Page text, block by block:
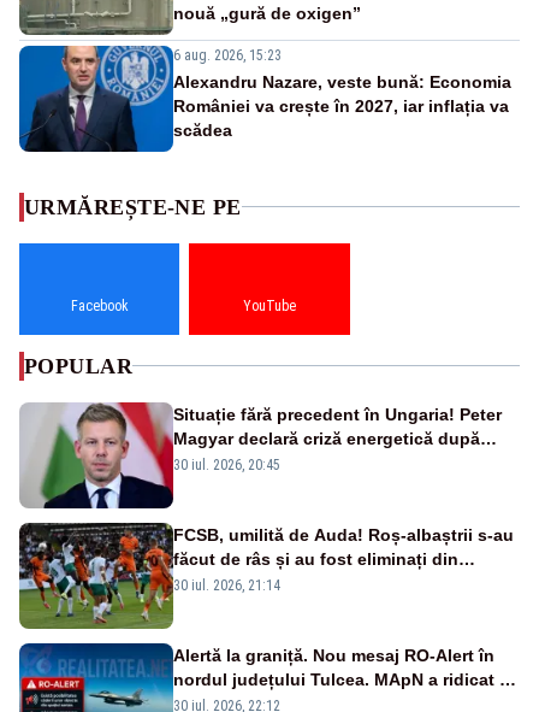
nouă „gură de oxigen”
6 aug. 2026, 15:23
Alexandru Nazare, veste bună: Economia
României va crește în 2027, iar inflația va
scădea
URMĂREȘTE-NE PE
Facebook YouTube
POPULAR
Situație fără precedent în Ungaria! Peter
Magyar declară criză energetică după
oprirea centralei de la Paks
30 iul. 2026, 20:45
FCSB, umilită de Auda! Roș-albaștrii s-au
făcut de râs și au fost eliminați din
Conference League
30 iul. 2026, 21:14
Alertă la graniță. Nou mesaj RO-Alert în
nordul județului Tulcea. MApN a ridicat de
la sol două avioane F-16
30 iul. 2026, 22:12